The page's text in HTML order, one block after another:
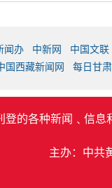
闻办 中新网
中国文联
国西藏新闻网 每日甘
登的各种新闻﹑信息
主办：中共